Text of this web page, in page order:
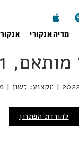
מדיה אנקורי אנקור
להורדת הפתרון